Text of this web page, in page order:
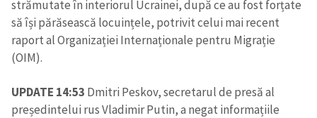
strămutate în interiorul Ucrainei, după ce au fost forțate
să își părăsească locuințele, potrivit celui mai recent
raport al Organizației Internaționale pentru Migrație
(OIM).
UPDATE 14:53 Dmitri Peskov, secretarul de presă al
președintelui rus Vladimir Putin, a negat informațiile